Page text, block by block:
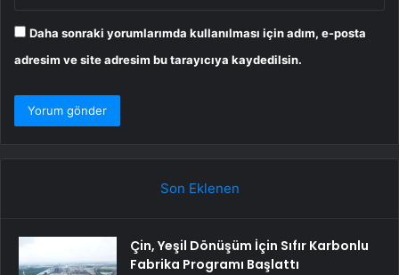
Daha sonraki yorumlarımda kullanılması için adım, e-posta
adresim ve site adresim bu tarayıcıya kaydedilsin.
Son Eklenen
Çin, Yeşil Dönüşüm İçin Sıfır Karbonlu
Fabrika Programı Başlattı